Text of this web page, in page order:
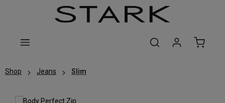
Zum Hauptinhalt springen
Shop Jeans Slim